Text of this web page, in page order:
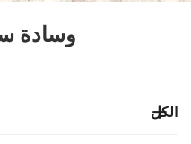
وسادة
الكل